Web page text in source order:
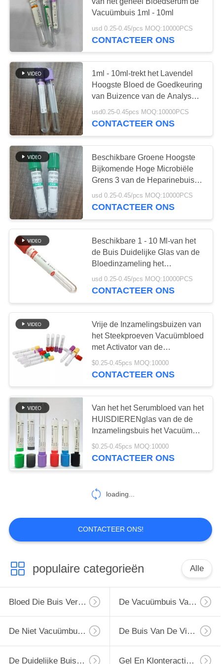
De duidelijke Buis
van de
Bloedinzameling
Gel en
Klonteractivator
Buis
Procoagulatiebuis
38
De Buizen van PT
glucosebloed
De Buis van de
lithiumheparine
49
Vacuümbuis 1ml - 10ml
usd 0.25-0.45/pcs MOQ:10000PCS
CONTACTEER ONS
1ml - 10ml-trekt het Lavendel
Hoogste Bloed de Goedkeuring
van Buizence van de Analyse
van de Bloedcel
usd0.25-0.45pcs MOQ:10000PCS
CONTACTEER ONS
Beschikbare Groene Hoogste
Bijkomende Hoge Microbiële
Grens 3 van de Heparinebuis
17IU/Ml - 10ml
usd 0.25-0.45/pcs MOQ:10000PCS
CONTACTEER ONS
Beschikbare 1 - 10 Ml-van het
de Buis Duidelijke Glas van de
Bloedinzameling het
HUISDIEREN Plastic Injectie
usd 0.25-0.45/pcs MOQ:10000PCS
CONTACTEER ONS
Vrije de Inzamelingsbuizen van
het Steekproeven Vacuümbloed
met Activator van de
Stollingsmiddelenklonter
$0.25-0.45pcs MOQ:10000
CONTACTEER ONS
Van het het Serumbloed van het
HUISDIERENglas van de de
Inzamelingsbuis het Vacuüm
Medische Wegwerpproduct
$0.25-0.45pcs MOQ:10000
CONTACTEER ONS
loading...
CONTACTEER ONS!
populaire categorieën Alle
Bloed Die Buis Verzamelen De Vacuümbuis Van De Bloedinzameling
De Niet Vacuümbuis Van De Bloedinzameling De Buis Van De Virusbemonstering
De Duidelijke Buis Van De Bloedinzameling Gel En Klonteractivator Buis